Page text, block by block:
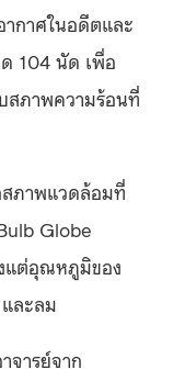
กาศในอดีตและ
104 นัด เพื่อ
สภาพความร้อนที่
ภาพแวดล้อมที่
Globe
แต่อุณหภูมิของ
ละลม
จารย์จาก